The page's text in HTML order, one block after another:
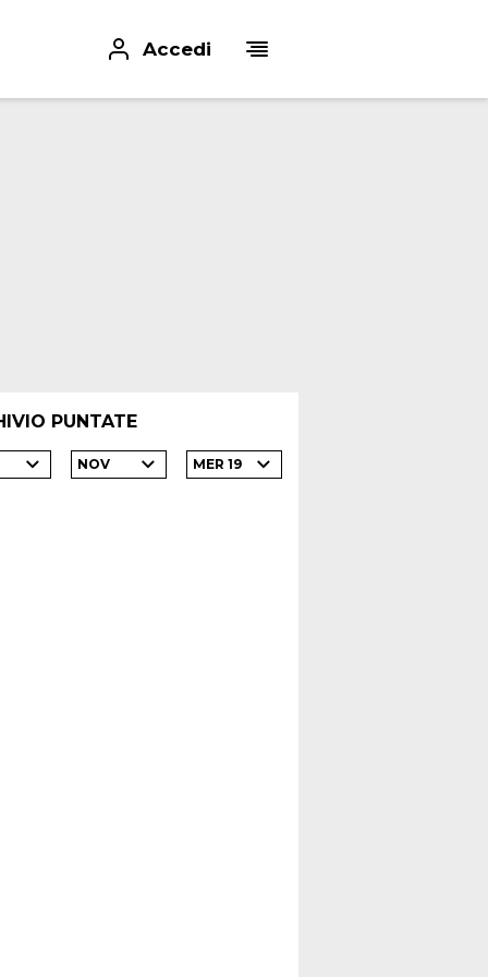
Accedi
PUNTATE
NOV MER 19